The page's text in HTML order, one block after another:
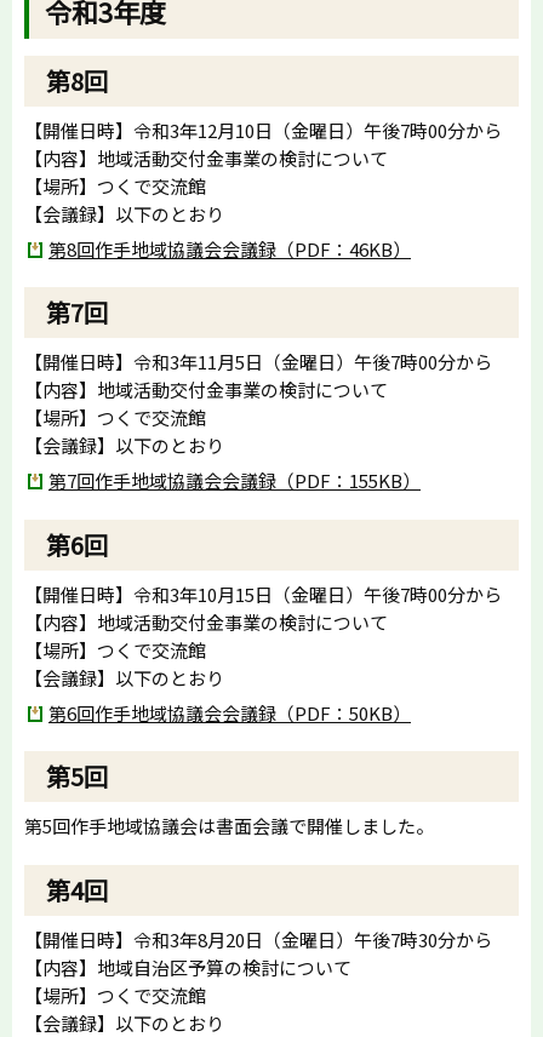
令和3年度
第8回
【開催日時】令和3年12月10日（金曜日）午後7時00分から
【内容】地域活動交付金事業の検討について
【場所】つくで交流館
【会議録】以下のとおり
第8回作手地域協議会会議録（PDF：46KB）
第7回
【開催日時】令和3年11月5日（金曜日）午後7時00分から
【内容】地域活動交付金事業の検討について
【場所】つくで交流館
【会議録】以下のとおり
第7回作手地域協議会会議録（PDF：155KB）
第6回
【開催日時】令和3年10月15日（金曜日）午後7時00分から
【内容】地域活動交付金事業の検討について
【場所】つくで交流館
【会議録】以下のとおり
第6回作手地域協議会会議録（PDF：50KB）
第5回
第5回作手地域協議会は書面会議で開催しました。
第4回
【開催日時】令和3年8月20日（金曜日）午後7時30分から
【内容】地域自治区予算の検討について
【場所】つくで交流館
【会議録】以下のとおり